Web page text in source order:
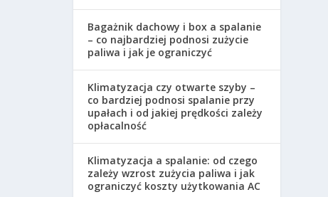
Bagażnik dachowy i box a spalanie
– co najbardziej podnosi zużycie
paliwa i jak je ograniczyć
Klimatyzacja czy otwarte szyby –
co bardziej podnosi spalanie przy
upałach i od jakiej prędkości zależy
opłacalność
Klimatyzacja a spalanie: od czego
zależy wzrost zużycia paliwa i jak
ograniczyć koszty użytkowania AC